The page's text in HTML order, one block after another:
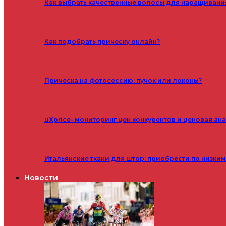
Как выбрать качественные волосы для
Как подобрать прическу онлайн?
Прическа на фотосессию: пучок или локоны?
uXprice- мониторинг цен конкурентов и ценовая
Итальянские ткани для штор: приобрести по
Новости